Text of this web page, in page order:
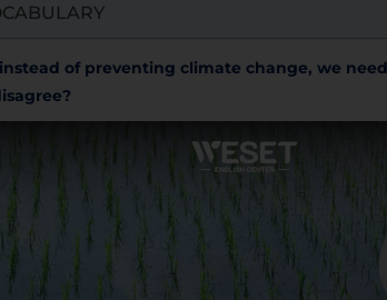
of preventing climate change, we